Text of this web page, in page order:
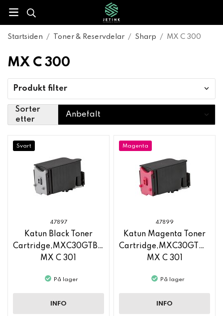
Startsiden / Toner & Reservdelar / Sharp / MX C 300
MX C 300
Produkt filter
Sorter
etter
Svart
47897
Katun Black Toner
Cartridge,MXC30GTB,Sharp
MX C 301
På lager
INFO
Magenta
47899
Katun Magenta Toner
MX C 301
På lager
INFO